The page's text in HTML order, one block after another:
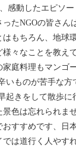
感動したエピソー
たNGOの皆さん
もちろん、地球
々なことを教え
庭料理もマンゴ
いものが苦手な方
起きをして散歩に
色は忘れられま
すすめです、日
は道行く人やす